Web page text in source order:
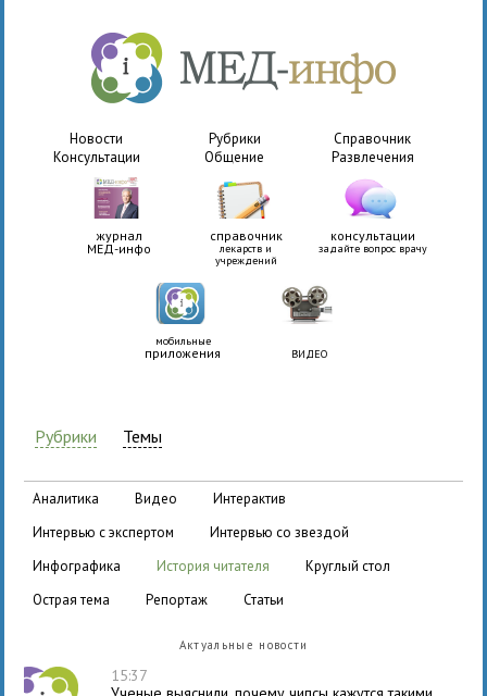
Новости Рубрики
Справочник
Консультации
Общение Развлечения
журнал
МЕД-инфо
справочник
лекарств и
учреждений
консультации
задайте вопрос врачу
мобильные
приложения ВИДЕО
Рубрики Темы
аналитика видео
интерактив
интервью с экспертом
интервью со звездой
инфографика
история читателя
круглый стол
острая тема
репортаж статьи
Актуальные новости
15:37